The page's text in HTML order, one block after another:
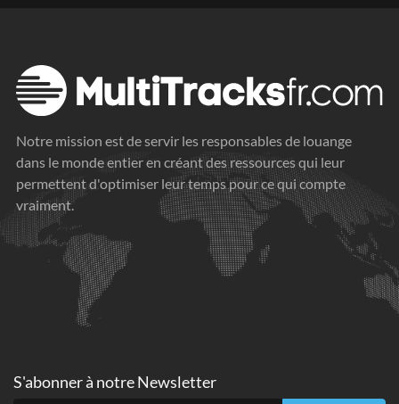
Notre mission est de servir les responsables de louange
dans le monde entier en créant des ressources qui leur
permettent d'optimiser leur temps pour ce qui compte
vraiment.
S'abonner à notre Newsletter